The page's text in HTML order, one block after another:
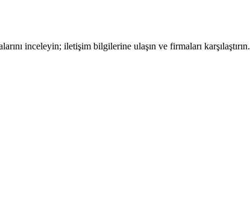
inceleyin; iletişim bilgilerine ulaşın ve firmaları karşılaştırın.